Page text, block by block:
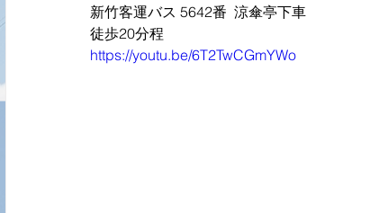
新竹客運バス 5642番  涼傘亭下車
徒歩20分程
https://youtu.be/6T2TwCGmYWo